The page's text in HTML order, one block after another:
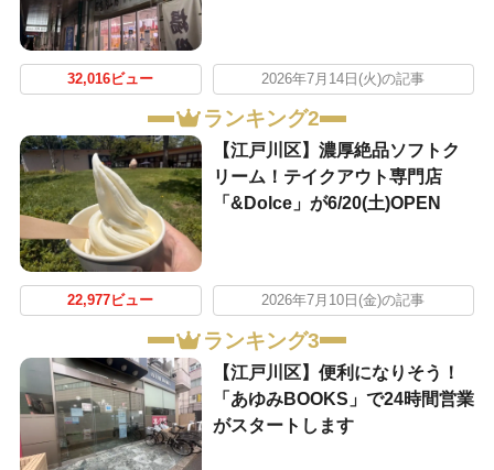
32,016ビュー 2026年7月14日(火)の記事
ランキング2
【江戸川区】濃厚絶品ソフトク
リーム！テイクアウト専門店
「&Dolce」が6/20(土)OPEN
22,977ビュー 2026年7月10日(金)の記事
ランキング3
【江戸川区】便利になりそう！
「あゆみBOOKS」で24時間営業
がスタートします